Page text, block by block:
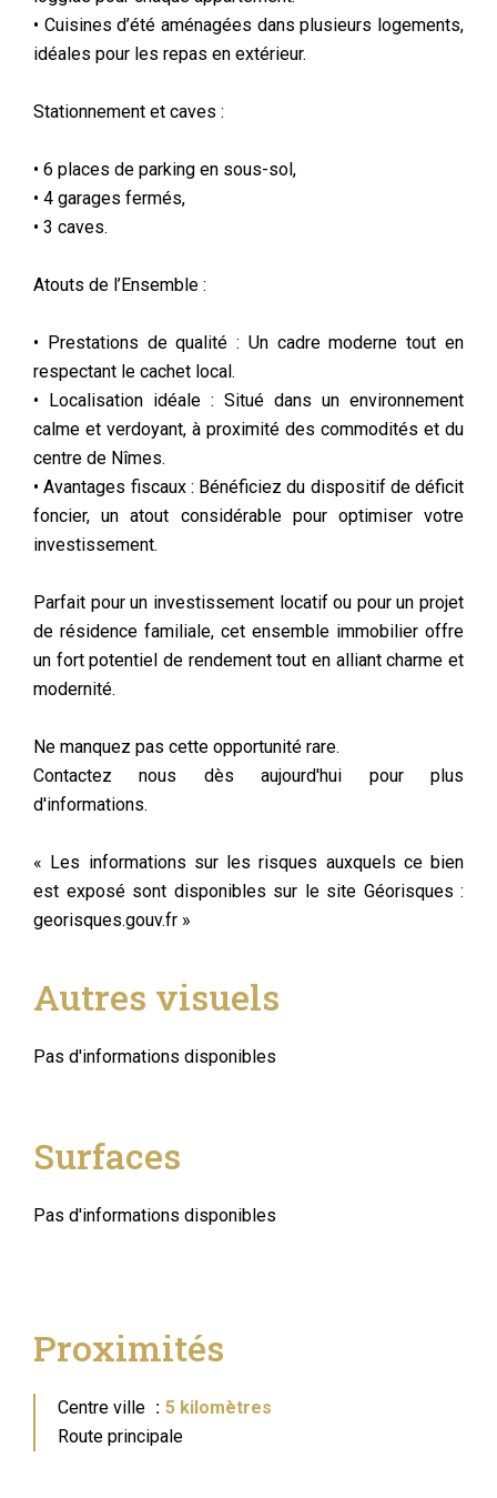
• Cuisines d’été aménagées dans plusieurs logements,
idéales pour les repas en extérieur.
Stationnement et caves :
• 6 places de parking en sous-sol,
• 4 garages fermés,
• 3 caves.
Atouts de l’Ensemble :
• Prestations de qualité : Un cadre moderne tout en
respectant le cachet local.
• Localisation idéale : Situé dans un environnement
calme et verdoyant, à proximité des commodités et du
centre de Nîmes.
• Avantages fiscaux : Bénéficiez du dispositif de déficit
foncier, un atout considérable pour optimiser votre
investissement.
Parfait pour un investissement locatif ou pour un projet
de résidence familiale, cet ensemble immobilier offre
un fort potentiel de rendement tout en alliant charme et
modernité.
Ne manquez pas cette opportunité rare.
Contactez nous dès aujourd'hui pour plus
d'informations.
« Les informations sur les risques auxquels ce bien
est exposé sont disponibles sur le site Géorisques :
georisques.gouv.fr »
Autres visuels
Pas d'informations disponibles
Surfaces
Pas d'informations disponibles
Proximités
Centre ville
5 kilomètres
Route principale